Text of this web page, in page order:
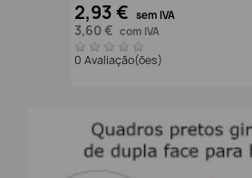
2,93 € sem IVA
3,60 € com IVA
0 Avaliação(ões)